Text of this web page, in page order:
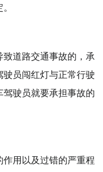
道路交通事故的，承
员闯红灯与正常行驶
驶员就要承担事故的
用以及过错的严重程